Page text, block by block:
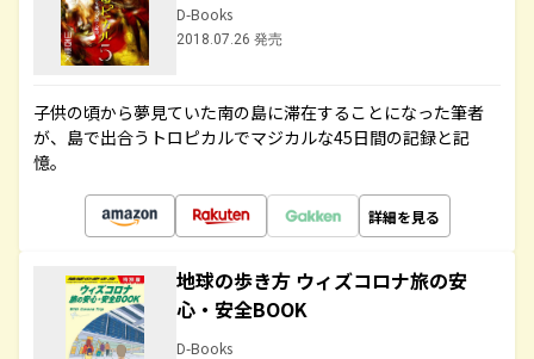
D-Books
2018.07.26 発売
子供の頃から夢見ていた南の島に滞在することになった筆者
が、島で出合うトロピカルでマジカルな45日間の記録と記
憶。
詳細を見る
地球の歩き方 ウィズコロナ旅の安
心・安全BOOK
D-Books